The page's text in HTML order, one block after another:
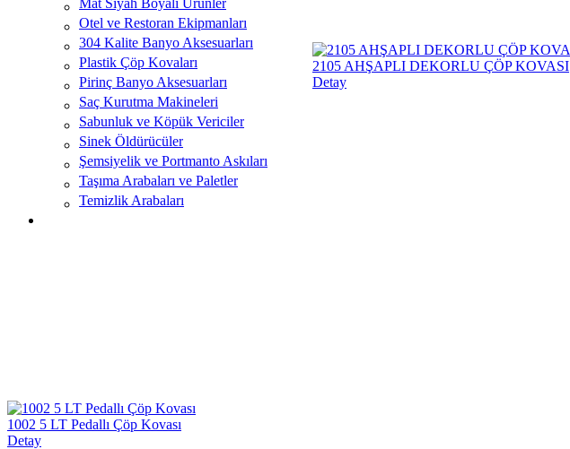
Mat Siyah Boyalı Ürünler
Otel ve Restoran Ekipmanları
304 Kalite Banyo Aksesuarları
Plastik Çöp Kovaları
Pirinç Banyo Aksesuarları
Saç Kurutma Makineleri
Sabunluk ve Köpük Vericiler
Sinek Öldürücüler
Şemsiyelik ve Portmanto Askıları
Taşıma Arabaları ve Paletler
Temizlik Arabaları
2105 AHŞAPLI DEKORLU ÇÖP KOVASI
Detay
1002 5 LT Pedallı Çöp Kovası
Detay